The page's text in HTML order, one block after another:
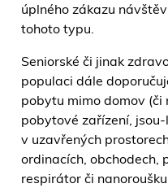
úplného zákazu
tohoto typu.
Seniorské či jinak
populaci dále
pobytu mimo domov (či
pobytové zařízení,
v uzavřených
ordinacích, obchodech,
respirátor či